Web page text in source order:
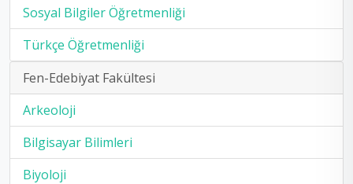
Sosyal Bilgiler Öğretmenliği
Türkçe Öğretmenliği
Fen-Edebiyat Fakültesi
Arkeoloji
Bilgisayar Bilimleri
Biyoloji